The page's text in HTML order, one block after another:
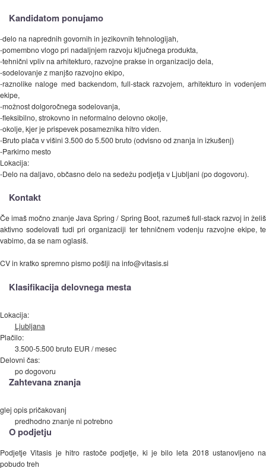
Kandidatom ponujamo
-delo na naprednih govornih in jezikovnih tehnologijah,
-pomembno vlogo pri nadaljnjem razvoju ključnega produkta,
-tehnični vpliv na arhitekturo, razvojne prakse in organizacijo dela,
-sodelovanje z manjšo razvojno ekipo,
-raznolike naloge med backendom, full-stack razvojem, arhitekturo in vodenjem
ekipe,
-možnost dolgoročnega sodelovanja,
-fleksibilno, strokovno in neformalno delovno okolje,
-okolje, kjer je prispevek posameznika hitro viden.
-Bruto plača v višini 3.500 do 5.500 bruto (odvisno od znanja in izkušenj)
-Parkirno mesto
Lokacija:
-Delo na daljavo, občasno delo na sedežu podjetja v Ljubljani (po dogovoru).
Kontakt
Če imaš močno znanje Java Spring / Spring Boot, razumeš full-stack razvoj in želiš
aktivno sodelovati tudi pri organizaciji ter tehničnem vodenju razvojne ekipe, te
vabimo, da se nam oglasiš.
CV in kratko spremno pismo pošlji na info@vitasis.si
Klasifikacija delovnega mesta
Lokacija:
Ljubljana
Plačilo:
3.500-5.500 bruto EUR / mesec
Delovni čas:
po dogovoru
Zahtevana znanja
glej opis pričakovanj
predhodno znanje ni potrebno
O podjetju
Podjetje Vitasis je hitro rastoče podjetje, ki je bilo leta 2018 ustanovljeno na
pobudo treh